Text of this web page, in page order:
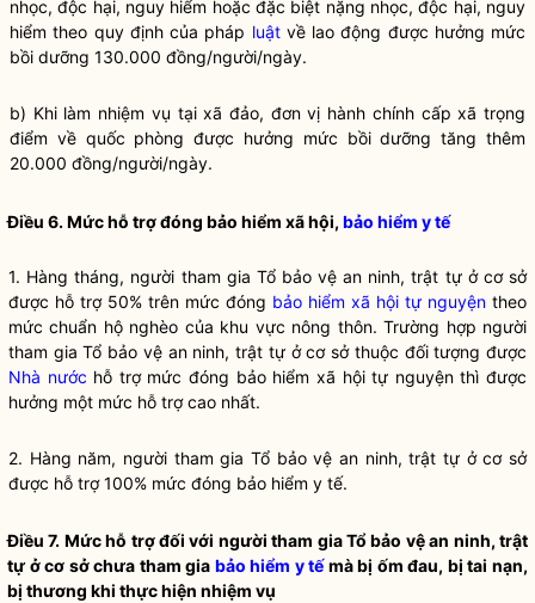
nhọc, độc hại, nguy hiểm hoặc đặc biệt nặng nhọc, độc hại, nguy
hiểm theo quy định của pháp luậtvề lao động được hưởng mức
bồi dưỡng 130.000 đồng/người/ngày.
b) Khi làm nhiệm vụ tạixã đảo, đơn vị hành chính cấpxã trọng
điểm về quốc phòng được hưởng mức bồi dưỡng tăng thêm
20.000 đồng/người/ngày.
Điều 6. Mức hỗ trợ đóng bảo hiểm xã hội, bảo hiểm y tế
1. Hàng tháng, người tham gia Tổ bảo vệ an ninh, trật tự ở cơ sở
được hỗ trợ 50% trên mức đóng bảo hiểm xã hội tự nguyện theo
mức chuẩn hộ nghèo của khu vực nông thôn. Trường hợp người
tham gia Tổ bảo vệ an ninh, trật tự ở cơ sở thuộc đối tượng được
Nhà nước hỗ trợ mức đóng bảo hiểm xã hội tự nguyệnthì được
hưởng một mức hỗ trợ cao nhất.
2. Hàng năm, người tham gia Tổ bảo vệ an ninh, trật tự ở cơ sở
được hỗ trợ 100% mức đóng bảo hiểm y tế.
Điều 7. Mức hỗ trợ đối với người tham gia Tổ bảo vệ an ninh, trật
tự ở cơ sở chưa tham gia bảo hiểm y tếmà bị ốm đau, bị tai nạn,
bị thương khi thực hiện nhiệm vụ